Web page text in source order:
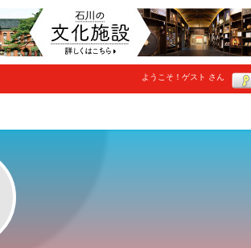
ようこそ！ ゲスト さん